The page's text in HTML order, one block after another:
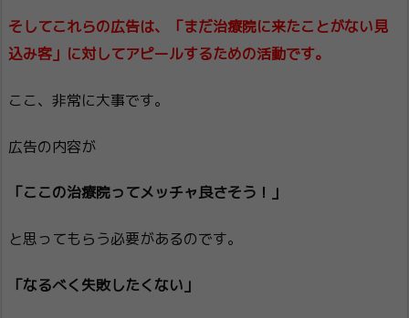
そしてこれらの広告は、「まだ治療院に来たことがない見
込み客」に対してアピールするための活動です。
ここ、非常に大事です。
広告の内容が
「ここの治療院ってメッチャ良さそう！」
と思ってもらう必要があるのです。
「なるべく失敗したくない」